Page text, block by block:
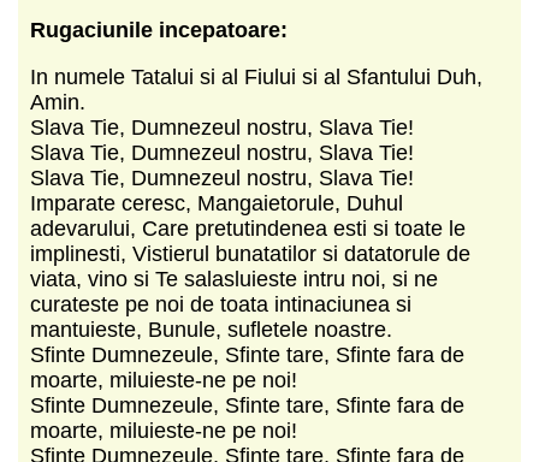
Rugaciunile incepatoare:
In numele Tatalui si al Fiului si al Sfantului Duh,
Amin.
Slava Tie, Dumnezeul nostru, Slava Tie!
Slava Tie, Dumnezeul nostru, Slava Tie!
Slava Tie, Dumnezeul nostru, Slava Tie!
Imparate ceresc, Mangaietorule, Duhul
adevarului, Care pretutindenea esti si toate le
implinesti, Vistierul bunatatilor si datatorule de
viata, vino si Te salasluieste intru noi, si ne
curateste pe noi de toata intinaciunea si
mantuieste, Bunule, sufletele noastre.
Sfinte Dumnezeule, Sfinte tare, Sfinte fara de
moarte, miluieste-ne pe noi!
Sfinte Dumnezeule, Sfinte tare, Sfinte fara de
moarte, miluieste-ne pe noi!
Sfinte Dumnezeule, Sfinte tare, Sfinte fara de